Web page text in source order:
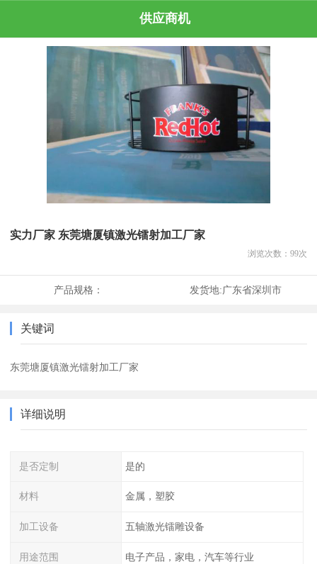
供应商机
实力厂家 东莞塘厦镇激光镭射加工厂家
浏览次数： 99次
产品规格： 发货地:广东省深圳市
关键词
东莞塘厦镇激光镭射加工厂家
详细说明
是否定制 是的
材料 金属，塑胶
加工设备 五轴激光镭雕设备
用途范围 电子产品，家电，汽车等行业